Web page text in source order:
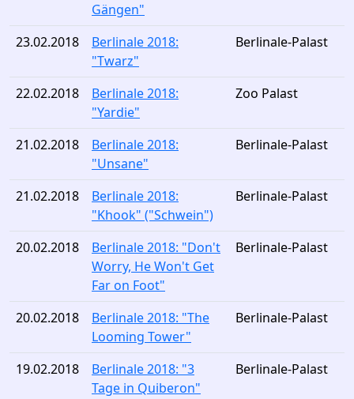
Gängen"
23.02.2018
Berlinale 2018:
"Twarz"
Berlinale-Palast
22.02.2018
Berlinale 2018:
"Yardie"
Zoo Palast
21.02.2018
Berlinale 2018:
"Unsane"
Berlinale-Palast
21.02.2018
Berlinale 2018:
"Khook" ("Schwein")
Berlinale-Palast
20.02.2018
Berlinale 2018: "Don't
Worry, He Won't Get
Far on Foot"
Berlinale-Palast
20.02.2018
Berlinale 2018: "The
Looming Tower"
Berlinale-Palast
19.02.2018
Berlinale 2018: "3
Tage in Quiberon"
Berlinale-Palast